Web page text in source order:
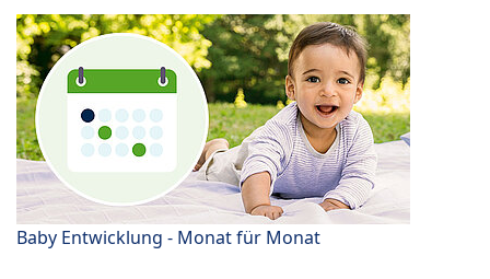
Baby Entwicklung - Monat für Monat